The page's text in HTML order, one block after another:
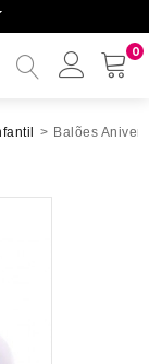
0
Minha
> Balões